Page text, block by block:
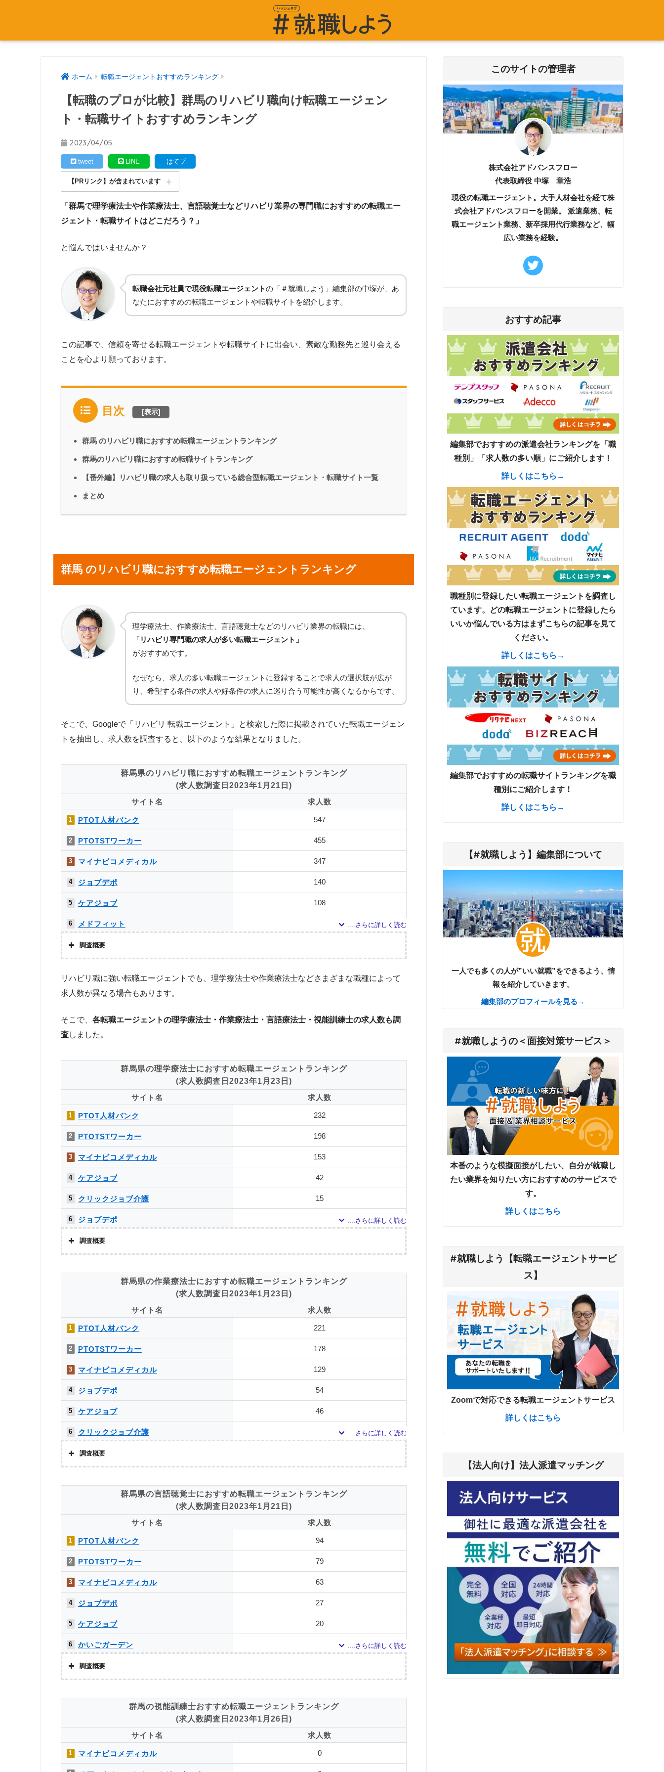
ホーム 転職エージェントおすすめランキング
【転職のプロが比較】群馬のリハビリ職向け転職エージェン
ト・転職サイトおすすめランキング
2023/04/05
tweet LINE はてブ
【PRリンク】が含まれています
「群馬で理学療法士や作業療法士、言語聴覚士などリハビリ業界の専門職におすすめの転職エー
ジェント・転職サイトはどこだろう？」
と悩んではいませんか？
転職会社元社員で現役転職エージェントの「＃就職しよう」編集部の中塚が、あ
なたにおすすめの転職エージェントや転職サイトを紹介します。
この記事で、信頼を寄せる転職エージェントや転職サイトに出会い、素敵な勤務先と巡り会える
ことを心より願っております。
目次 [表示]
群馬 のリハビリ職におすすめ転職エージェントランキング
群馬のリハビリ職におすすめ転職サイトランキング
【番外編】リハビリ職の求人も取り扱っている総合型転職エージェント・転職サイト一覧
まとめ
群馬 のリハビリ職におすすめ転職エージェントランキング
理学療法士、作業療法士、言語聴覚士などのリハビリ業界の転職には、
「リハビリ専門職の求人が多い転職エージェント」
がおすすめです。
なぜなら、求人の多い転職エージェントに登録することで求人の選択肢が広が
り、希望する条件の求人や好条件の求人に巡り合う可能性が高くなるからです。
そこで、Googleで「リハビリ 転職エージェント」と検索した際に掲載されていた転職エージェン
トを抽出し、求人数を調査すると、以下のような結果となりました。
群馬県のリハビリ職におすすめ転職エージェントランキング
(求人数調査日2023年1月21日)
サイト名
求人数
1 PTOT人材バンク 547
2 PTOTSTワーカー 455
3 マイナビコメディカル 347
4 ジョブデポ 140
5 ケアジョブ 108
6 メドフィット
7 クリックジョブ介護
11
ベネッセMCM PT・OT・STお仕事サポー
ト
お仕事委員会 Produced by エルユーエス 0
PTOT転職ナビ 0
13 MC-介護のお仕事 0
調査概要
株式会社アドバンスフロー
調査対象とした求人について
上記で調査対象とした転職エージェントがWEBサイトで公開している求人のうち、「条件：リハビリ専門職」「地域：群馬県」の条件に合致
調査日
求人数ランキング上部または下部に記載
リハビリ職に強い転職エージェントでも、理学療法士や作業療法士などさまざまな職種によって
求人数が異なる場合もあります。
そこで、 各転職エージェントの理学療法士・作業療法士・言語療法士・視能訓練士の求人数も調
査しました。
群馬県の理学療法士におすすめ転職エージェントランキング
(求人数調査日2023年1月23日)
サイト名
求人数
1 PTOT人材バンク 232
2 PTOTSTワーカー 198
3 マイナビコメディカル 153
4 ケアジョブ 42
5 クリックジョブ介護 15
6 ジョブデポ
7 メドフィット
介護JJ（介護ジャストジョブ） 6
10 ミラクス介護 2
11 メディカル・コンシェルジュネット
12 お仕事委員会 Produced by エルユーエス
12 PTOT転職ナビ
12
ベネッセMCM PT・OT・STお仕事サポー
ト
0
12 MC-介護のお仕事 0
調査概要
調査対象とした転職エージェントについて
Googleで「リハビリ 転職エージェント」という検索ワードで検索して掲載していた「『有料職業紹介事業許可』を取得している」企業を対
上記で調査対象とした転職エージェントがWEBサイトで公開している求人のうち、「条件：理学療法士」「地域：群馬県」の条件に合致する
求人数ランキング上部または下部に記載
群馬県の作業療法士におすすめ転職エージェントランキング
(求人数調査日2023年1月23日)
サイト名
求人数
1 PTOT人材バンク 221
2 PTOTSTワーカー 178
3 マイナビコメディカル 129
4 ジョブデポ 54
5 ケアジョブ 46
6 クリックジョブ介護
7 メドフィット
介護JJ（介護ジャストジョブ） 5
10 メディカル・コンシェルジュネット 1
11 お仕事委員会 Produced by エルユーエス
11
ベネッセMCM PT・OT・STお仕事サポー
ト
0
11 PTOT転職ナビ 0
11 MC-介護のお仕事 0
11 ミラクス介護 0
調査概要
調査対象とした転職エージェントについて
Googleで「リハビリ 転職エージェント」という検索ワードで検索して掲載していた「『有料職業紹介事業許可』を取得している」企業を対
上記で調査対象とした転職エージェントがWEBサイトで公開している求人のうち、「条件：作業療法士」「地域：群馬県」の条件に合致する
求人数ランキング上部または下部に記載
群馬県の言語聴覚士におすすめ転職エージェントランキング
(求人数調査日2023年1月21日)
サイト名
求人数
1 PTOT人材バンク 94
2 PTOTSTワーカー 79
3 マイナビコメディカル 63
4 ジョブデポ 27
5 ケアジョブ 20
6 かいごガーデン
7 メドフィット
1
10 お仕事委員会 Produced by エルユーエス 0
10 PTOT転職ナビ
ベネッセMCM PT・OT・STお仕事サポー
調査概要
調査対象とした転職エージェントについて
Googleで「リハビリ 転職エージェント」という検索ワードで検索して掲載していた「『有料職業紹介事業許可』を取得している」企業を対
群馬の視能訓練士おすすめ転職エージェントランキング
(求人数調査日2023年1月26日)
サイト名
求人数
1 マイナビコメディカル 0
このサイトの管理者
株式会社アドバンスフロー
代表取締役 中塚 章浩
現役の転職エージェント。大手人材会社を経て株
式会社アドバンスフローを開業。 派遣業務、転
職エージェント業務、新卒採用代行業務など、幅
広い業務を経験。
おすすめ記事
編集部でおすすめの派遣会社ランキングを「職
種別」「求人数の多い順」にご紹介します！
詳しくはこちら→
職種別に登録したい転職エージェントを調査し
ています。どの転職エージェントに登録したら
いいか悩んでいる方はまずこちらの記事を見て
ください。
詳しくはこちら→
編集部でおすすめの転職サイトランキングを職
種別にご紹介します！
詳しくはこちら→
【#就職しよう】編集部について
一人でも多くの人が”いい就職”をできるよう、情
報を紹介していきます。
編集部のプロフィールを見る→
#就職しようの＜面接対策サービス＞
本番のような模擬面接がしたい、自分が就職し
たい業界を知りたい方におすすめのサービスで
す。
詳しくはこちら
#就職しよう【転職エージェントサービ
ス】
Zoomで対応できる転職エージェントサービス
詳しくはこちら
【法人向け】法人派遣マッチング